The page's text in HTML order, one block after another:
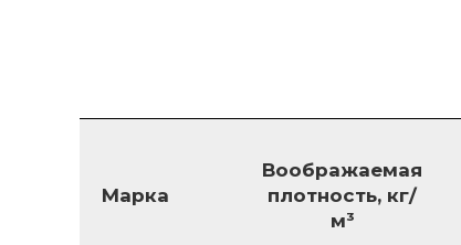
Марка
Воображаемая
плотность, кг/
м³